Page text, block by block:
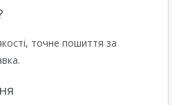
точне пошиття за